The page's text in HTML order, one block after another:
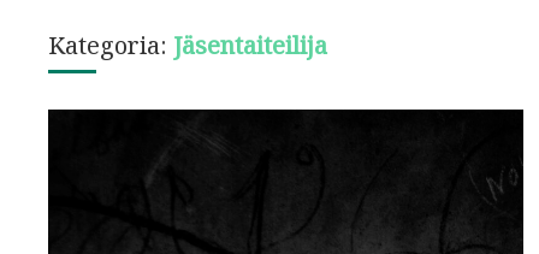
Kategoria: Jäsentaiteilija